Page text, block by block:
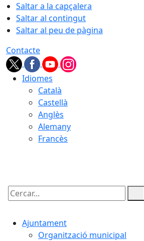
Saltar a la capçalera
Saltar al contingut
Saltar al peu de pàgina
Contacte
Idiomes
Català
Castellà
Anglès
Alemany
Francès
Cercar:
Ajuntament
Organització municipal